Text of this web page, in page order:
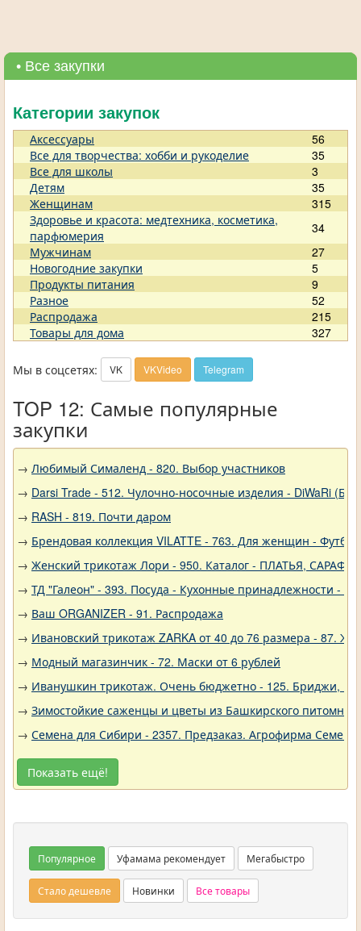
• Все закупки
Категории закупок
Аксессуары
56
Все для творчества: хобби и рукоделие
35
Все для школы
3
Детям
35
Женщинам
315
Здоровье и красота: медтехника, косметика,
парфюмерия
34
Мужчинам
27
Новогодние закупки
5
Продукты питания
9
Разное
52
Распродажа
215
Товары для дома
327
Мы в соцсетях: VK VKVideo Telegram
TOP 12: Самые популярные
закупки
→ Любимый Сималенд - 820. Выбор участников
→ Darsi Trade - 512. Чулочно-носочные изделия - DiWaRi
→ RASH - 819. Почти даром
→ Брендовая коллекция VILATTE - 763. Для женщин -
→ Женский трикотаж Лори - 950. Каталог - ПЛАТЬЯ,
→ ТД "Галеон" - 393. Посуда - Кухонные принадлежности -
→ Ваш ORGANIZER - 91. Распродажа
→ Ивановский трикотаж ZARKA от 40 до 76 размера - 87.
→ Модный магазинчик - 72. Маски от 6 рублей
→ Иванушкин трикотаж. Очень бюджетно - 125. Бриджи,
→ Зимостойкие саженцы и цветы из Башкирского
→ Семена для Сибири - 2357. Предзаказ. Агрофирма
Показать ещё!
Популярное Уфамама рекомендует Мегабыстро
Стало дешевле Новинки Все товары